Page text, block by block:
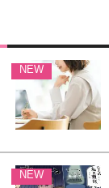
NEW
NEW